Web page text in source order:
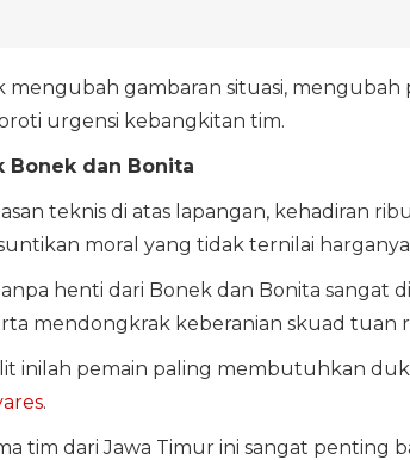
gambaran situasi, mengubah
urgensi kebangkitan tim.
Bonek dan Bonita
teknis di atas lapangan, kehadiran
moral yang tidak ternilai
henti dari Bonek dan Bonita sangat
mendongkrak keberanian skuad tuan
inilah pemain paling membutuhkan
.
tim dari Jawa Timur ini sangat penting